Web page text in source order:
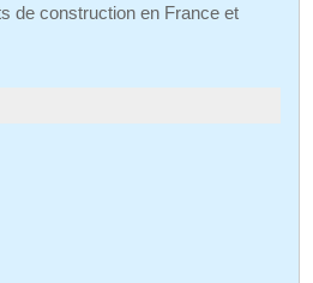
de construction en France et